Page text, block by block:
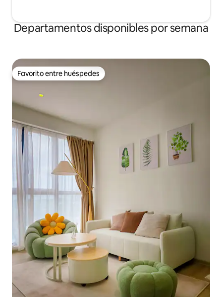
Departamentos disponibles por semana
Favorito entre huéspedes
Favorito entre huéspedes